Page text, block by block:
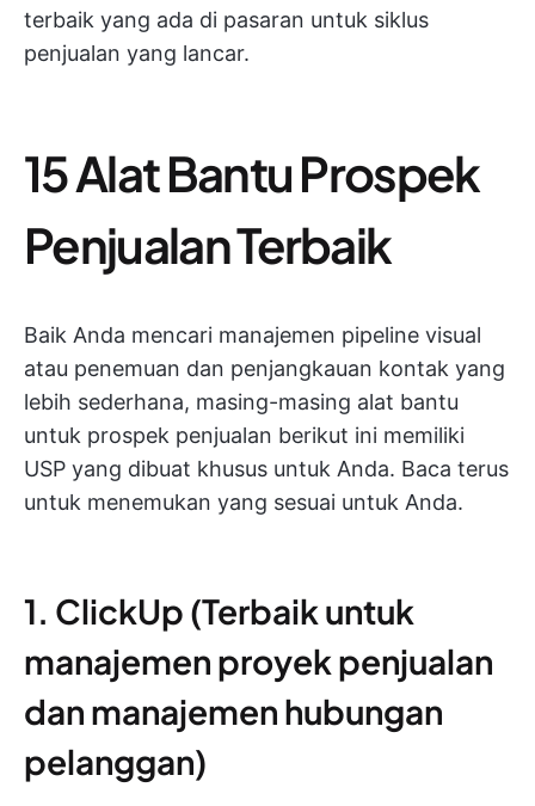
terbaik yang ada di pasaran untuk siklus
penjualan yang lancar.
15 Alat Bantu Prospek
Penjualan Terbaik
Baik Anda mencari manajemen pipeline visual
atau penemuan dan penjangkauan kontak yang
lebih sederhana, masing-masing alat bantu
untuk prospek penjualan berikut ini memiliki
USP yang dibuat khusus untuk Anda. Baca terus
untuk menemukan yang sesuai untuk Anda.
1. ClickUp (Terbaik untuk
manajemen proyek penjualan
dan manajemen hubungan
pelanggan)